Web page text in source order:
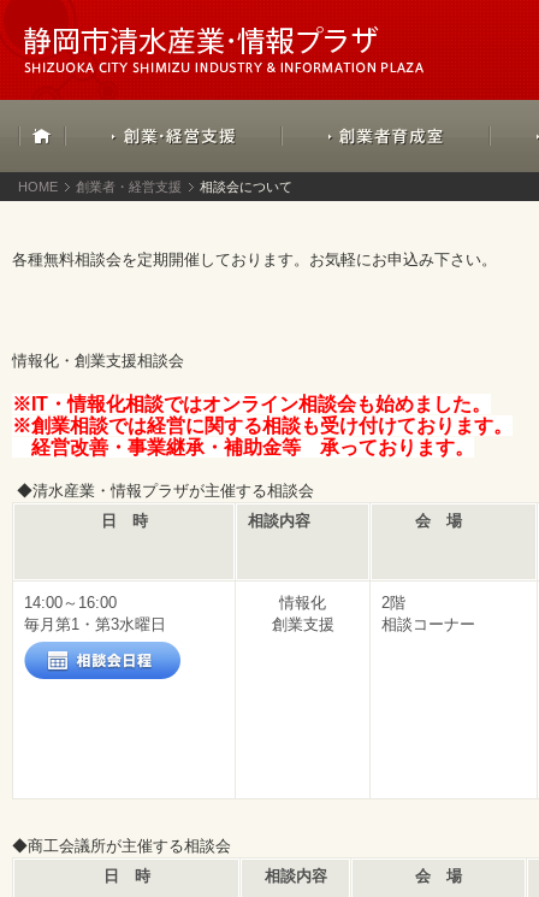
HOME 創業者・経営支援 相談会について
各種無料相談会を定期開催しております。お気軽にお申込み下さい。
情報化・創業支援相談会
※IT・情報化相談ではオンライン相談会も始めました。
※創業相談では経営に関する相談も受け付けております。
経営改善・事業継承・補助金等 承っております。
◆清水産業・情報プラザが主催する相談会
日 時
相談内容 会 場
14:00～16:00
毎月第1・第3水曜日
情報化
創業支援
2階
相談コーナー
◆商工会議所が主催する相談会
日 時
相談内容 会 場